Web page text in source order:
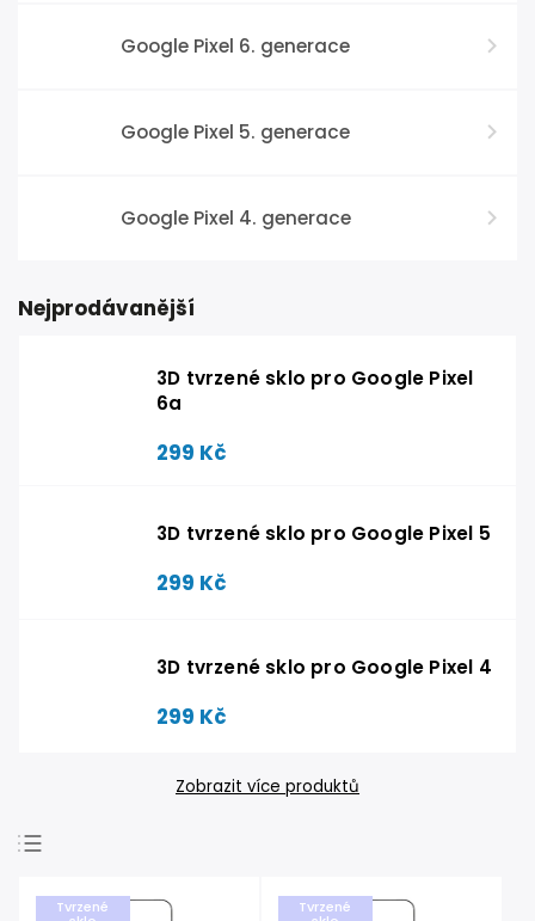
Google Pixel 6. generace
Google Pixel 5. generace
Google Pixel 4. generace
Nejprodávanější
3D tvrzené sklo pro Google Pixel
6a
299 Kč
3D tvrzené sklo pro Google Pixel 5
299 Kč
3D tvrzené sklo pro Google Pixel 4
299 Kč
Zobrazit více produktů
Tvrzené Tvrzené